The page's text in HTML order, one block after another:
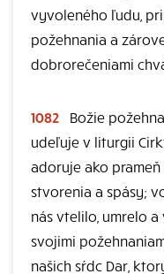
vyvoleného ľudu,
požehnania a
dobrorečeniami
1082
Božie
udeľuje v liturgii
adoruje ako
stvorenia a spásy;
nás vtelilo, umrelo
svojimi
našich sŕdc Dar,